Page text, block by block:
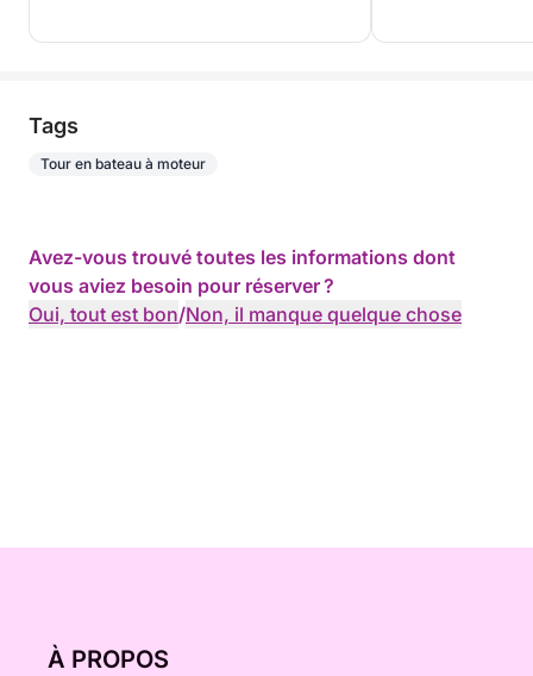
Tags
Tour en bateau à moteur
Avez-vous trouvé toutes les informations dont
vous aviez besoin pour réserver ?
Oui, tout est bon/Non, il manque quelque chose
À PROPOS